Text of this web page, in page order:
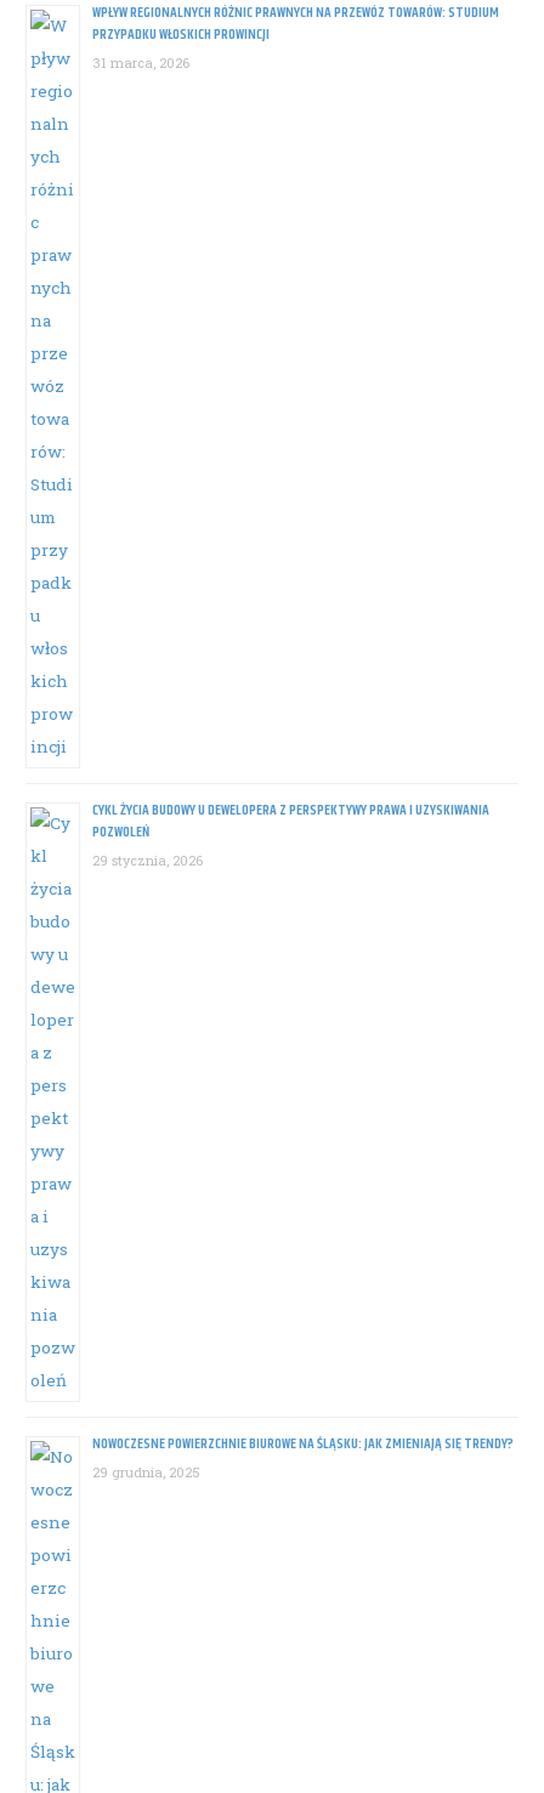
WPŁYW REGIONALNYCH RÓŻNIC PRAWNYCH NA PRZEWÓZ TOWARÓW: STUDIUM
PRZYPADKU WŁOSKICH PROWINCJI
31 marca, 2026
CYKL ŻYCIA BUDOWY U DEWELOPERA Z PERSPEKTYWY PRAWA I UZYSKIWANIA
POZWOLEŃ
29 stycznia, 2026
NOWOCZESNE POWIERZCHNIE BIUROWE NA ŚLĄSKU: JAK ZMIENIAJĄ SIĘ TRENDY?
29 grudnia, 2025